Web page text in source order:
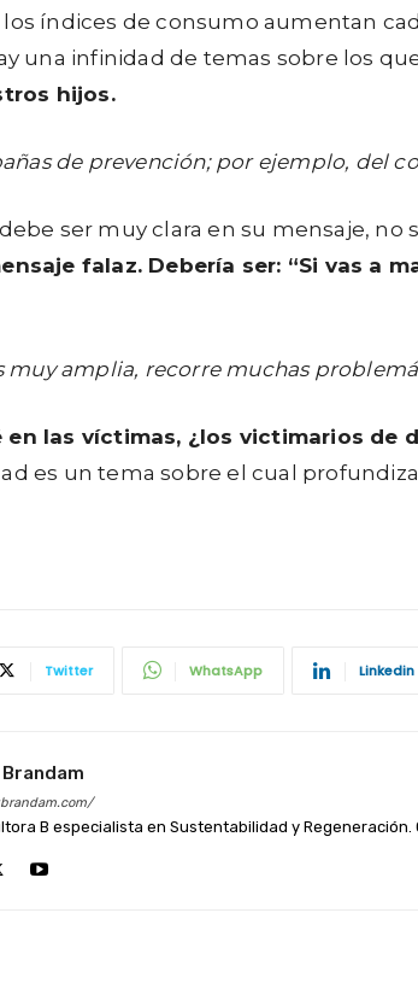
índices de consumo aumentan
una infinidad de temas sobre los
hijos.
de prevención; por ejemplo, del
ser muy clara en su mensaje,
falaz. Debería ser: “Si vas a
muy amplia, recorre muchas
en las víctimas, ¿los victimarios de
es un tema sobre el cual
Twitter WhatsApp Linkedin
B especialista en Sustentabilidad y